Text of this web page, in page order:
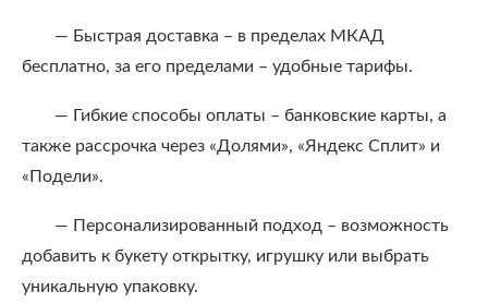
— Быстрая доставка – в пределах МКАД
бесплатно, за его пределами – удобные тарифы.
— Гибкие способы оплаты – банковские карты, а
также рассрочка через «Долями», «Яндекс Сплит» и
«Подели».
— Персонализированный подход – возможность
добавить к букету открытку, игрушку или выбрать
уникальную упаковку.